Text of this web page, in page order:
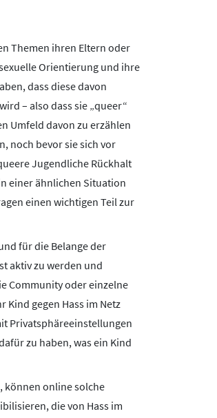
Themen ihren Eltern oder
Orientierung und ihre
dass diese davon
– also dass sie „queer“
Umfeld davon zu erzählen
noch bevor sie sich vor
Jugendliche Rückhalt
einer ähnlichen Situation
einen wichtigen Teil zur
für die Belange der
aktiv zu werden und
Community oder einzelne
gegen Hass im Netz
Privatsphäreeinstellungen
zu haben, was ein Kind
können online solche
die von Hass im